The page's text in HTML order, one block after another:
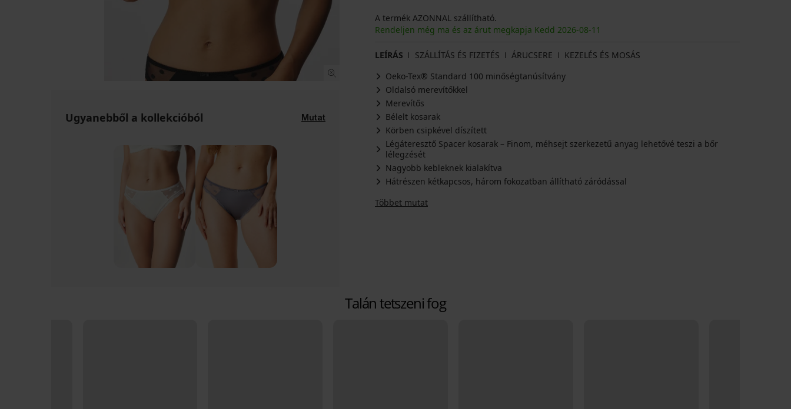
Ugyanebből a kollekcióból Mutat
A termék AZONNAL szállítható.
Rendeljen még ma és az árut megkapja Kedd 2026-08-11
LEÍRÁS SZÁLLÍTÁS ÉS FIZETÉS ÁRUCSERE
KEZELÉS ÉS MOSÁS
Oeko-Tex® Standard 100 minőségtanúsítvány
Oldalsó merevítőkkel
Merevítős
Bélelt kosarak
Körben csipkével díszített
Légáteresztő Spacer kosarak – Finom, méhsejt szerkezetű anyag lehetővé teszi a bőr
lélegzését
Nagyobb kebleknek kialakítva
Hátrészen kétkapcsos, három fokozatban állítható záródással
Többet mutat
Talán tetszeni fog